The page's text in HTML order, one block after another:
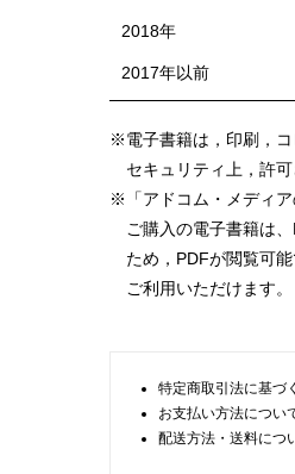
2018年
2017年以前
※電子書籍は，印刷，
セキュリティ上，許可
※「アドコム・メディ
ご購入の電子書籍は
ため，PDFが閲覧可
ご利用いただけます。
特定商取引法に基づ
お支払い方法につい
配送方法・送料につ